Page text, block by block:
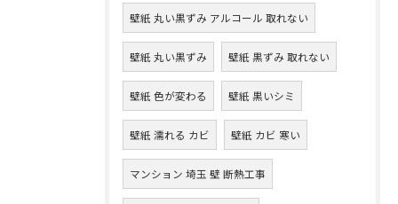
壁紙 丸い黒ずみ アルコール 取れない
壁紙 丸い黒ずみ 壁紙 黒ずみ 取れない
壁紙 色が変わる 壁紙 黒いシミ
壁紙 濡れる カビ 壁紙 カビ 寒い
マンション 埼玉 壁 断熱工事